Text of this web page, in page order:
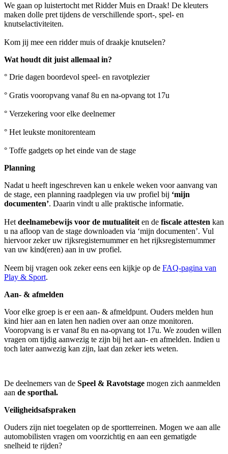
We gaan op luistertocht met Ridder Muis en Draak! De kleuters
maken dolle pret tijdens de verschillende sport-, spel- en
knutselactiviteiten.
Kom jij mee een ridder muis of draakje knutselen?
Wat houdt dit juist allemaal in?
° Drie dagen boordevol speel- en ravotplezier
° Gratis vooropvang vanaf 8u en na-opvang tot 17u
° Verzekering voor elke deelnemer
° Het leukste monitorenteam
° Toffe gadgets op het einde van de stage
Planning
Nadat u heeft ingeschreven kan u enkele weken voor aanvang van
de stage, een planning raadplegen via uw profiel bij ‘mijn
documenten’. Daarin vindt u alle praktische informatie.
Het deelnamebewijs voor de mutualiteit en de fiscale attesten kan
u na afloop van de stage downloaden via ‘mijn documenten’. Vul
hiervoor zeker uw rijksregisternummer en het rijksregisternummer
van uw kind(eren) aan in uw profiel.
Neem bij vragen ook zeker eens een kijkje op de FAQ-pagina van
Play & Sport.
Aan- & afmelden
Voor elke groep is er een aan- & afmeldpunt. Ouders melden hun
kind hier aan en laten hen nadien over aan onze monitoren.
Vooropvang is er vanaf 8u en na-opvang tot 17u. We zouden willen
vragen om tijdig aanwezig te zijn bij het aan- en afmelden. Indien u
toch later aanwezig kan zijn, laat dan zeker iets weten.
De deelnemers van de Speel & Ravotstage mogen zich aanmelden
aan de sporthal.
Veiligheidsafspraken
Ouders zijn niet toegelaten op de sportterreinen. Mogen we aan alle
automobilisten vragen om voorzichtig en aan een gematigde
snelheid te rijden?